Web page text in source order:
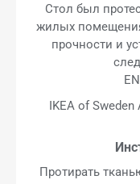
Стол был
жилых
прочности и
IKEA of Sweden
Протирать